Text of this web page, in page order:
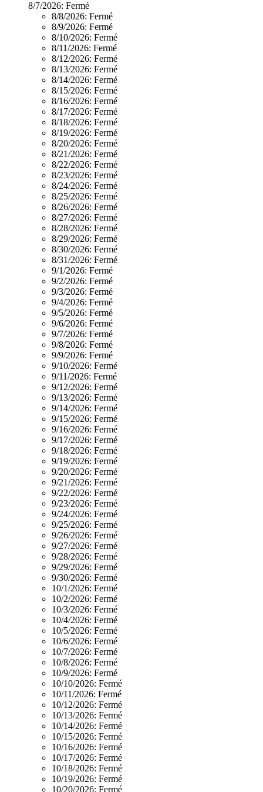
8/7/2026: Fermé
8/8/2026: Fermé
8/9/2026: Fermé
8/10/2026: Fermé
8/11/2026: Fermé
8/12/2026: Fermé
8/13/2026: Fermé
8/14/2026: Fermé
8/15/2026: Fermé
8/16/2026: Fermé
8/17/2026: Fermé
8/18/2026: Fermé
8/19/2026: Fermé
8/20/2026: Fermé
8/21/2026: Fermé
8/22/2026: Fermé
8/23/2026: Fermé
8/24/2026: Fermé
8/25/2026: Fermé
8/26/2026: Fermé
8/27/2026: Fermé
8/28/2026: Fermé
8/29/2026: Fermé
8/30/2026: Fermé
8/31/2026: Fermé
9/1/2026: Fermé
9/2/2026: Fermé
9/3/2026: Fermé
9/4/2026: Fermé
9/5/2026: Fermé
9/6/2026: Fermé
9/7/2026: Fermé
9/8/2026: Fermé
9/9/2026: Fermé
9/10/2026: Fermé
9/11/2026: Fermé
9/12/2026: Fermé
9/13/2026: Fermé
9/14/2026: Fermé
9/15/2026: Fermé
9/16/2026: Fermé
9/17/2026: Fermé
9/18/2026: Fermé
9/19/2026: Fermé
9/20/2026: Fermé
9/21/2026: Fermé
9/22/2026: Fermé
9/23/2026: Fermé
9/24/2026: Fermé
9/25/2026: Fermé
9/26/2026: Fermé
9/27/2026: Fermé
9/28/2026: Fermé
9/29/2026: Fermé
9/30/2026: Fermé
10/1/2026: Fermé
10/2/2026: Fermé
10/3/2026: Fermé
10/4/2026: Fermé
10/5/2026: Fermé
10/6/2026: Fermé
10/7/2026: Fermé
10/8/2026: Fermé
10/9/2026: Fermé
10/10/2026: Fermé
10/11/2026: Fermé
10/12/2026: Fermé
10/13/2026: Fermé
10/14/2026: Fermé
10/15/2026: Fermé
10/16/2026: Fermé
10/17/2026: Fermé
10/18/2026: Fermé
10/19/2026: Fermé
10/20/2026: Fermé